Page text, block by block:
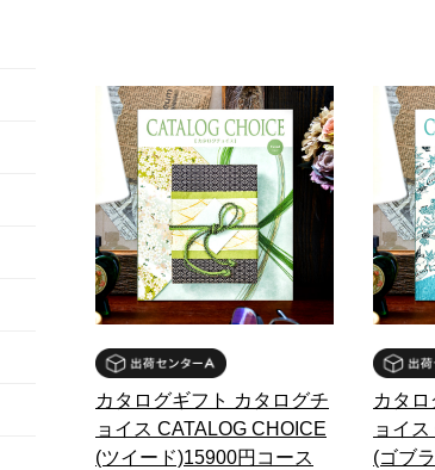
カタログギフト カタログチ
ョイス CATALOG CHOICE
(ツイード)15900円コース
カタ
ョイ
(ゴブ